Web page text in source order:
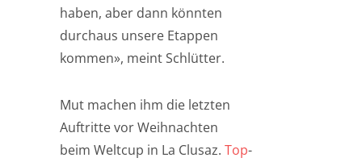
haben, aber dann könnten
durchaus unsere Etappen
kommen», meint Schlütter.
Mut machen ihm die letzten
Auftritte vor Weihnachten
beim Weltcup in La Clusaz. Top-